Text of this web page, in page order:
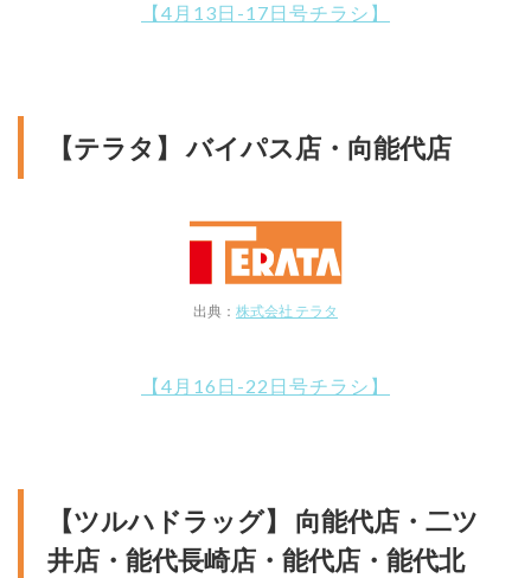
【4月13日-17日号チラシ】
【テラタ】 バイパス店・向能代店
出典： 株式会社 テラタ
【4月16日-22日号チラシ】
【ツルハドラッグ】 向能代店・二ツ
井店・能代長崎店・能代店・能代北